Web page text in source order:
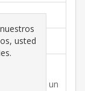
que
posee un
usted